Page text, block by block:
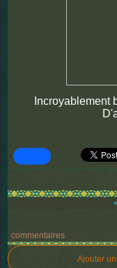
Incroyablement
commentaires
Ajouter